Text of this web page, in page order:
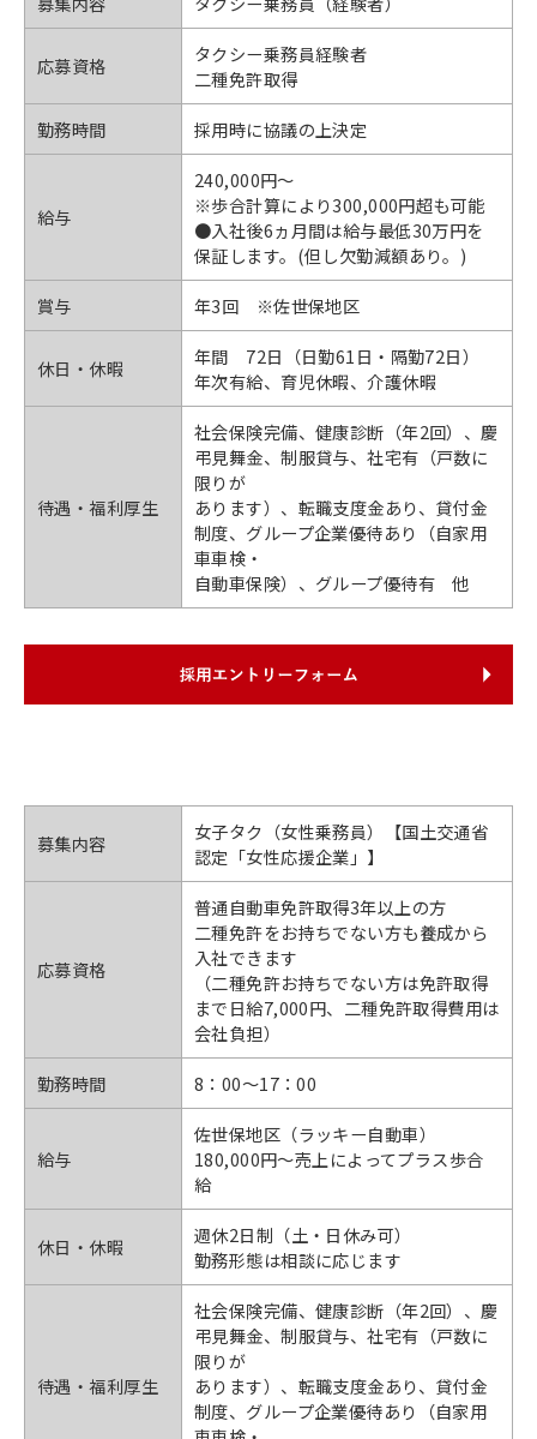
応募資格
タクシー乗務員経験者
二種免許取得
勤務時間
採用時に協議の上決定
給与
240,000円〜
※歩合計算により300,000円超も可能
●入社後6ヵ月間は給与最低30万円を
保証します。(但し欠勤減額あり。)
賞与
年3回 ※佐世保地区
休日・休暇
年間 72日（日勤61日・隔勤72日）
年次有給、育児休暇、介護休暇
待遇・福利厚生
社会保険完備、健康診断（年2回）、慶
弔見舞金、制服貸与、社宅有（戸数に
限りが
あります）、転職支度金あり、貸付金
制度、グループ企業優待あり（自家用
車車検・
自動車保険）、グループ優待有 他
募集内容
女子タク（女性乗務員）【国土交通省
認定「女性応援企業」】
応募資格
普通自動車免許取得3年以上の方
二種免許をお持ちでない方も養成から
入社できます
（二種免許お持ちでない方は免許取得
まで日給7,000円、二種免許取得費用は
会社負担）
勤務時間
8：00〜17：00
給与
佐世保地区（ラッキー自動車）
180,000円〜売上によってプラス歩合
給
休日・休暇
週休2日制（土・日休み可）
勤務形態は相談に応じます
待遇・福利厚生
社会保険完備、健康診断（年2回）、慶
弔見舞金、制服貸与、社宅有（戸数に
限りが
あります）、転職支度金あり、貸付金
制度、グループ企業優待あり（自家用